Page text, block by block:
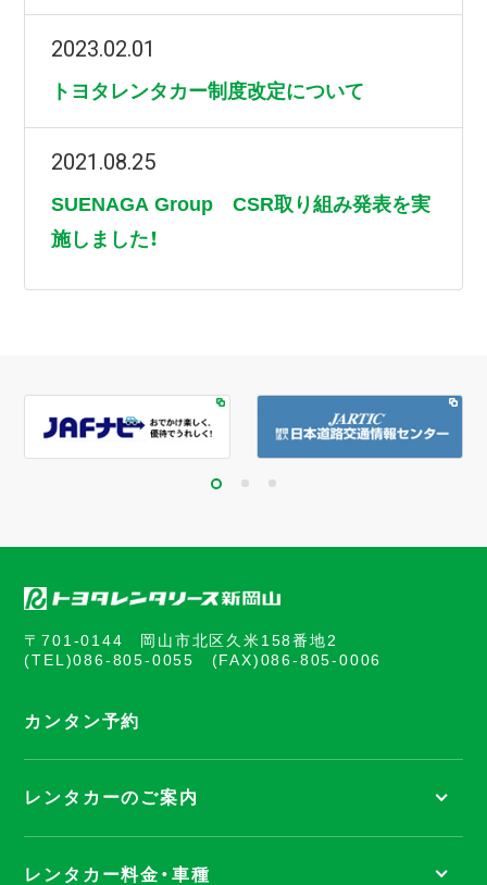
2023.02.01
トヨタレンタカー制度改定について
2021.08.25
SUENAGA Group CSR取り組み発表を実
施しました！
〒701-0144 岡山市北区久米158番地2
(TEL)086-805-0055 (FAX)086-805-0006
カンタン予約
レンタカーのご案内
レンタカー料金・車種